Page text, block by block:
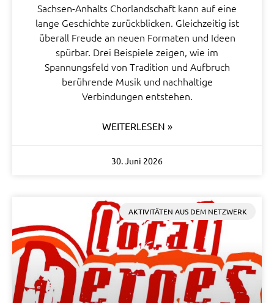
Sachsen-Anhalts Chorlandschaft kann auf eine
lange Geschichte zurückblicken. Gleichzeitig ist
überall Freude an neuen Formaten und Ideen
spürbar. Drei Beispiele zeigen, wie im
Spannungsfeld von Tradition und Aufbruch
berührende Musik und nachhaltige
Verbindungen entstehen.
WEITERLESEN »
30. Juni 2026
AKTIVITÄTEN AUS DEM NETZWERK